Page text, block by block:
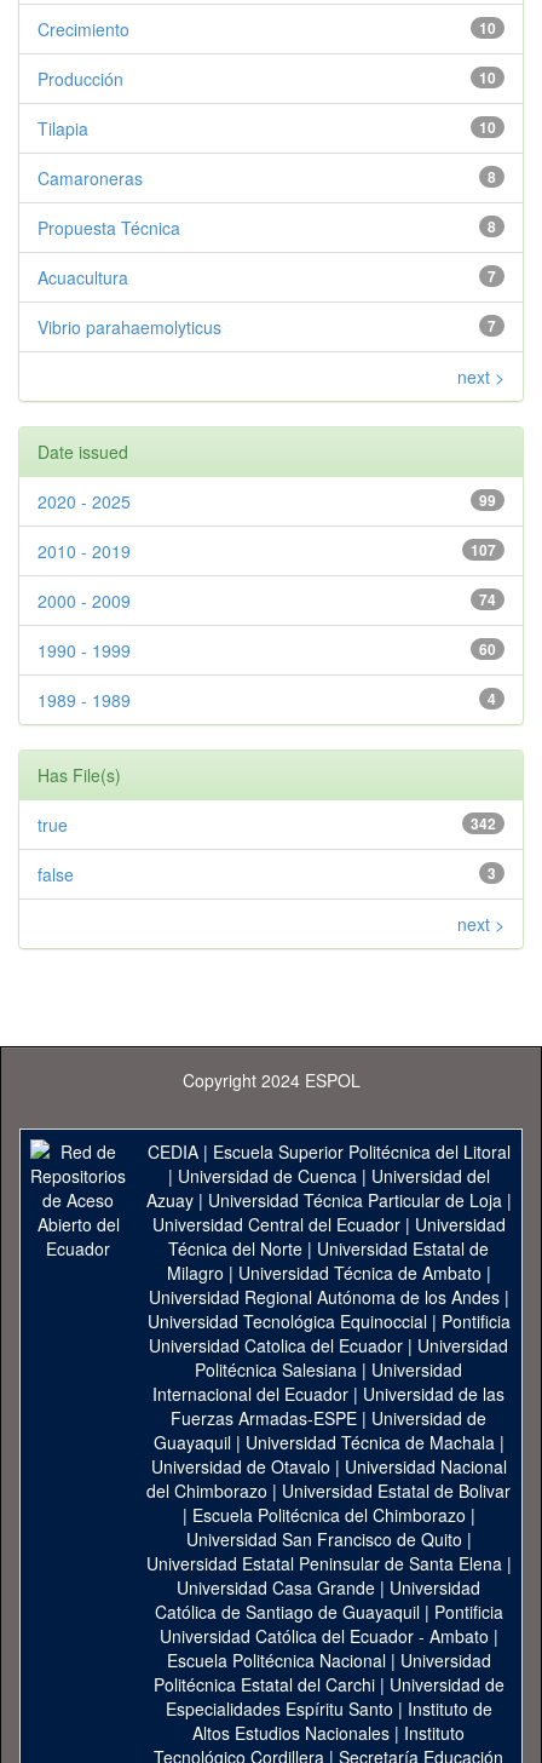
10
Crecimiento
10
Producción
10
Tilapia
8
Camaroneras
8
Propuesta Técnica
7
Acuacultura
7
Vibrio parahaemolyticus
next >
Date issued
99
2020 - 2025
107
2010 - 2019
74
2000 - 2009
60
1990 - 1999
4
1989 - 1989
Has File(s)
342
true
3
false
next >
Copyright 2024 ESPOL
CEDIA| Escuela Superior Politécnica del Litoral
| Universidad de Cuenca| Universidad del
Azuay| Universidad Técnica Particular de Loja|
Universidad Central del Ecuador| Universidad
Técnica del Norte | Universidad Estatal de
Milagro | Universidad Técnica de Ambato |
Universidad Regional Autónoma de los Andes|
Universidad Tecnológica Equinoccial| Pontificia
Universidad Catolica del Ecuador | Universidad
Politécnica Salesiana | Universidad
Internacional del Ecuador | Universidad de las
Fuerzas Armadas-ESPE | Universidad de
Guayaquil| Universidad Técnica de Machala|
Universidad de Otavalo | Universidad Nacional
del Chimborazo | Universidad Estatal de Bolivar
| Escuela Politécnica del Chimborazo |
Universidad San Francisco de Quito |
Universidad Estatal Peninsular de Santa Elena|
Universidad Casa Grande | Universidad
Católica de Santiago de Guayaquil| Pontificia
Universidad Católica del Ecuador - Ambato |
Escuela Politécnica Nacional| Universidad
Politécnica Estatal del Carchi| Universidad de
Especialidades Espíritu Santo | Instituto de
Altos Estudios Nacionales | Instituto
Tecnológico Cordillera | Secretaría Educación